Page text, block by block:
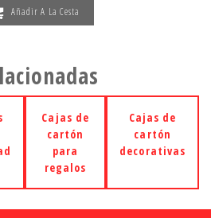
Añadir A La Cesta
Cajas de
cartón
para
regalos
Cajas de
cartón
decorativas